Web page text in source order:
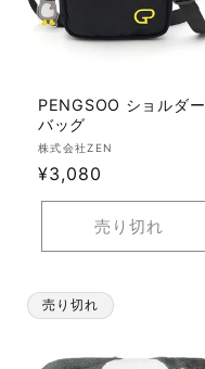
PENGSOO ショルダー
バッグ
販
売
元:
株式会社ZEN
通
常
格
¥3,080
売り切れ
売り切れ